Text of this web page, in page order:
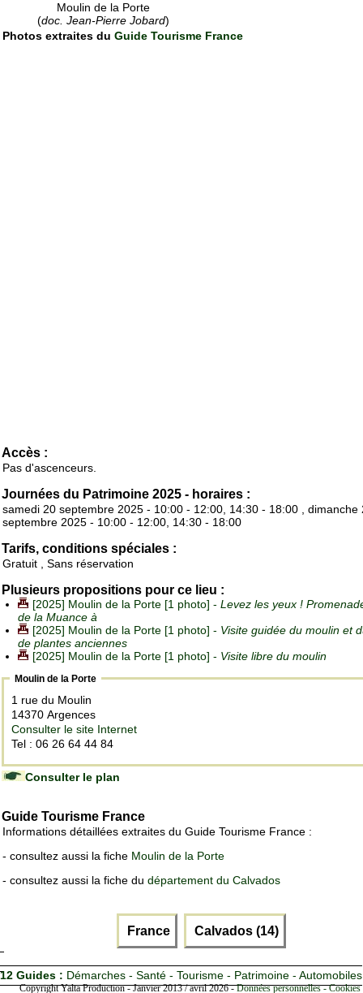
Moulin de la Porte
(doc. Jean-Pierre Jobard)
Photos extraites du Guide Tourisme France
Accès :
Pas d'ascenceurs.
Journées du Patrimoine 2025 - horaires :
samedi 20 septembre 2025 - 10:00 - 12:00, 14:30 - 18:00 , dimanche
septembre 2025 - 10:00 - 12:00, 14:30 - 18:00
Tarifs, conditions spéciales :
Gratuit , Sans réservation
Plusieurs propositions pour ce lieu :
[2025] Moulin de la Porte [1 photo] - Levez les yeux !
de la Muance à
[2025] Moulin de la Porte [1 photo] - Visite guidée du moulin et
de plantes anciennes
[2025] Moulin de la Porte [1 photo] - Visite libre du moulin
Moulin de la Porte
1 rue du Moulin
14370 Argences
Consulter le site Internet
Tel : 06 26 64 44 84
Consulter le plan
Guide Tourisme France
Informations détaillées extraites du Guide Tourisme France :
- consultez aussi la fiche Moulin de la Porte
- consultez aussi la fiche du département du Calvados
France Calvados (14)
12 Guides : Démarches - Santé - Tourisme - Patrimoine - Automobiles
Copyright Yalta Production - Janvier 2013 / avril 2026 -Données personnelles -